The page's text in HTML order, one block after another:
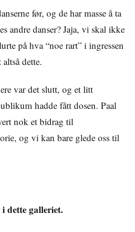
før, og de har masse å ta
andre danser? Jaja, vi skal ikke
på hva “noe rart” i ingressen
dette.
var det slutt, og et litt
hadde fått dosen. Paal
nok et bidrag til
og vi kan bare glede oss til
dette galleriet.